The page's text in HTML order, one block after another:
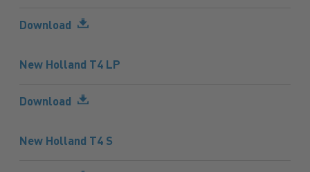
Download
New Holland T4 LP
Download
New Holland T4 S